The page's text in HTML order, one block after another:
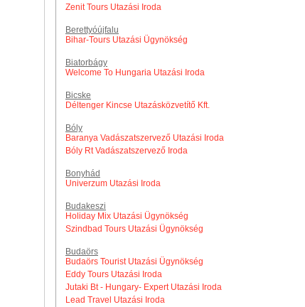
Zenit Tours Utazási Iroda
Berettyóújfalu
Bihar-Tours Utazási Ügynökség
Biatorbágy
Welcome To Hungaria Utazási Iroda
Bicske
Déltenger Kincse Utazásközvetítő Kft.
Bóly
Baranya Vadászatszervező Utazási Iroda
Bóly Rt Vadászatszervező Iroda
Bonyhád
Univerzum Utazási Iroda
Budakeszi
Holiday Mix Utazási Ügynökség
Szindbad Tours Utazási Ügynökség
Budaörs
Budaörs Tourist Utazási Ügynökség
Eddy Tours Utazási Iroda
Jutaki Bt - Hungary- Expert Utazási Iroda
Lead Travel Utazási Iroda